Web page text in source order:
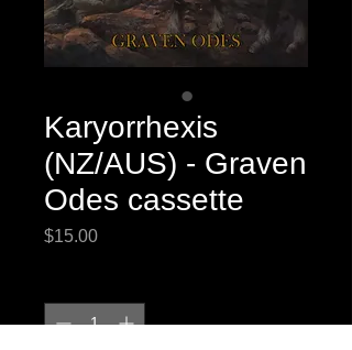
Karyorrhexis
(NZ/AUS) - Graven
Odes cassette
$15.00Price